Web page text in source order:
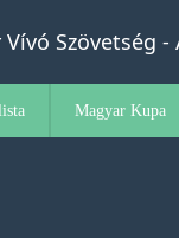
Vívó Szövetség -
Magyar Kupa